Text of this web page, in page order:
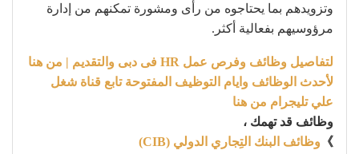
وتزويدهم بما يحتاجوه من رأى ومشورة تمكنهم من إدارة
مرؤوسيهم بفعالية أكثر.
لتفاصيل وظائف وفرص عمل HR فى دبى والتقديم | من هنا
لأحدث الوظائف وايام التوظيف المفتوحة تابع قناة شغل
علي تليجرام من هنا
وظائف قد تهمك ،
》 وظائف البنك التِجاري الدولي (CIB)